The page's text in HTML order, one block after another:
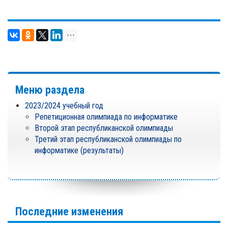
Меню раздела
2023/2024 учебный год
Репетиционная олимпиада по информатике
Второй этап республиканской олимпиады
Третий этап республиканской олимпиады по
информатике (результаты)
Последние изменения